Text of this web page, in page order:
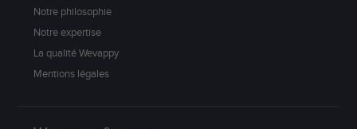
Notre philosophie
Notre expertise
La qualité Wevappy
Mentions légales